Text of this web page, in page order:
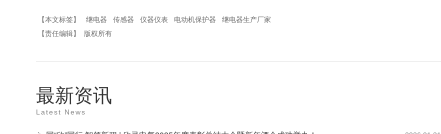
【本文标签】 继电器 传感器 仪器仪表 电动机保护器
继电器生产厂家
【责任编辑】
版权所有
最新资讯
Latest News